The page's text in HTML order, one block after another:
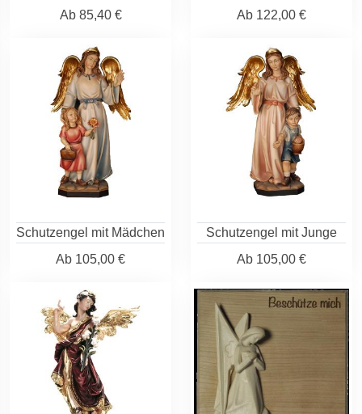
Ab85,40 €
Ab 122,00 €
Schutzengel mit Mädchen
Ab 105,00 €
Schutzengel mit Junge
Ab 105,00 €